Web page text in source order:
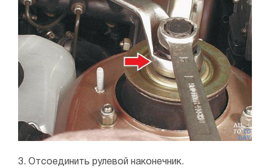
3. Отсоединить рулевой наконечник.